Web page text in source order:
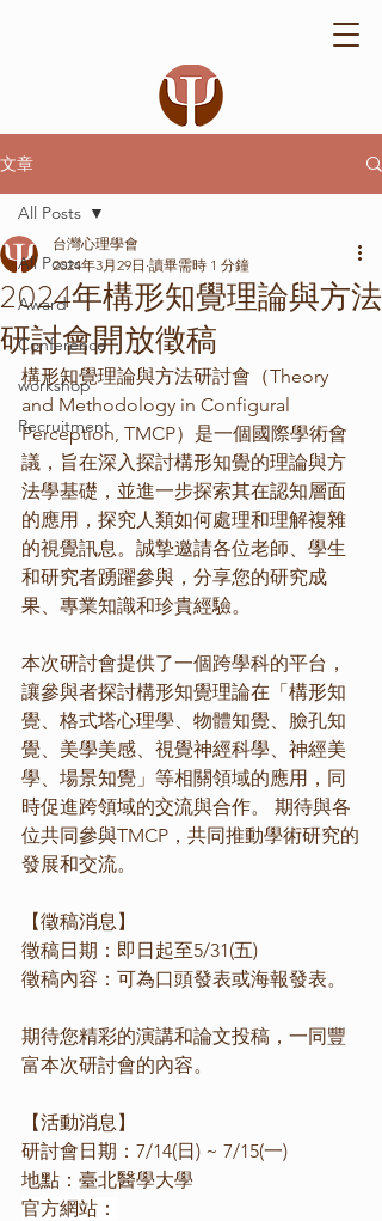
文章
All Posts
Award
Conference
workshop
Recruitment
All Posts
2024年構形知覺理論與方法
研討會開放徵稿
台灣心理學會
2024年3月29日 讀畢需時 1 分鐘
構形知覺理論與方法研討會（Theory
and Methodology in Configural
Perception, TMCP）是一個國際學術會
議，旨在深入探討構形知覺的理論與方
法學基礎，並進一步探索其在認知層面
的應用，探究人類如何處理和理解複雜
的視覺訊息。誠摯邀請各位老師、學生
和研究者踴躍參與，分享您的研究成
果、專業知識和珍貴經驗。
本次研討會提供了一個跨學科的平台，
讓參與者探討構形知覺理論在「構形知
覺、格式塔心理學、物體知覺、臉孔知
覺、美學美感、視覺神經科學、神經美
學、場景知覺」等相關領域的應用，同
時促進跨領域的交流與合作。 期待與各
位共同參與TMCP，共同推動學術研究的
發展和交流。
【徵稿消息】
徵稿日期：即日起至5/31(五)
徵稿內容：可為口頭發表或海報發表。
期待您精彩的演講和論文投稿，一同豐
富本次研討會的內容。
【活動消息】
研討會日期：7/14(日) ~ 7/15(一)
地點：臺北醫學大學
官方網站：